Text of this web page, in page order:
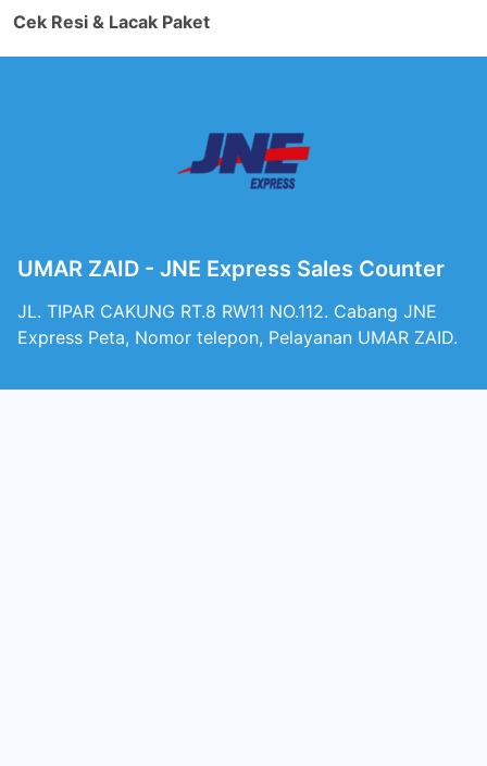
Cek Resi & Lacak Paket
UMAR ZAID - JNE Express Sales Counter
JL. TIPAR CAKUNG RT.8 RW11 NO.112. Cabang JNE
Express Peta, Nomor telepon, Pelayanan UMAR ZAID.